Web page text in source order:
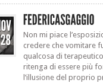
Non mi piace
credere che vomitare
qualcosa di
ritenga di essere più
l’illusione del proprio